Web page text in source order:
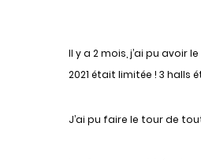
Il y a 2 mois, j’ai pu avoir
2021 était limitée ! 3 halls
J’ai pu faire le tour de